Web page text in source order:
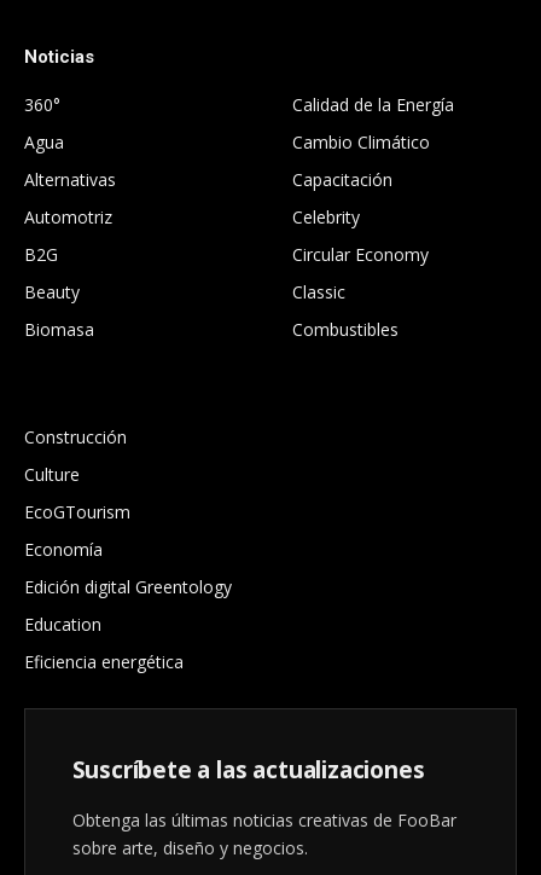
Noticias
360°
Agua
Alternativas
Automotriz
B2G
Beauty
Biomasa
Calidad de la Energía
Cambio Climático
Capacitación
Celebrity
Circular Economy
Classic
Combustibles
Construcción
Culture
EcoGTourism
Economía
Edición digital Greentology
Education
Eficiencia energética
Suscríbete a las actualizaciones
Obtenga las últimas noticias creativas de FooBar
sobre arte, diseño y negocios.